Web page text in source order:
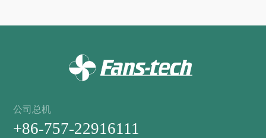
公司总机
+86-757-22916111